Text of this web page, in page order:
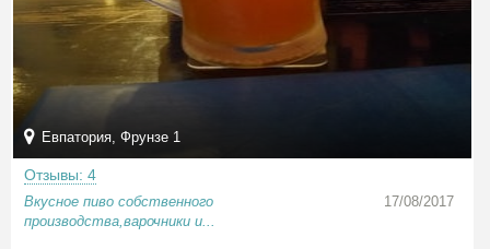
Евпатория, Фрунзе 1
Отзывы: 4
Вкусное пиво собственного
производства,варочники и...
17/08/2017